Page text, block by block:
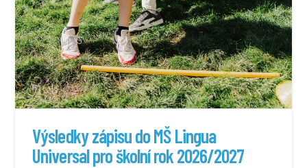
Výsledky zápisu do MŠ Lingua
Universal pro školní rok 2026/2027